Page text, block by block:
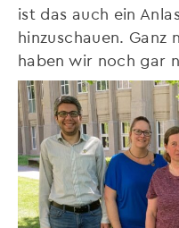
ist das auch ein
hinzuschauen. Ganz
haben wir noch gar